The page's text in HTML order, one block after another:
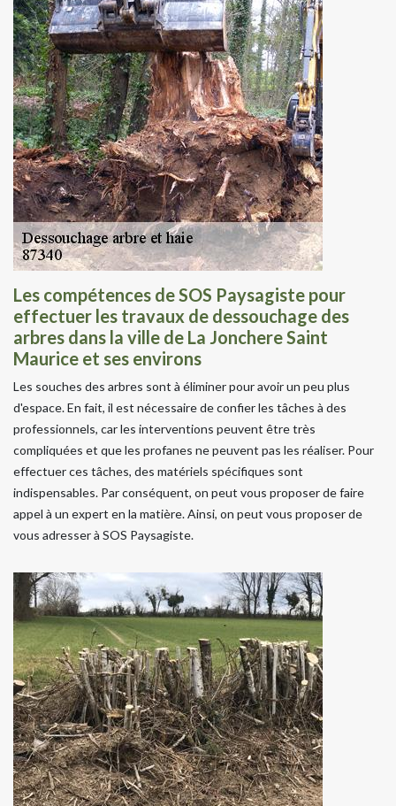
Les compétences de SOS Paysagiste pour
effectuer les travaux de dessouchage des
arbres dans la ville de La Jonchere Saint
Maurice et ses environs
Les souches des arbres sont à éliminer pour avoir un peu plus
d'espace. En fait, il est nécessaire de confier les tâches à des
professionnels, car les interventions peuvent être très
compliquées et que les profanes ne peuvent pas les réaliser. Pour
effectuer ces tâches, des matériels spécifiques sont
indispensables. Par conséquent, on peut vous proposer de faire
appel à un expert en la matière. Ainsi, on peut vous proposer de
vous adresser à SOS Paysagiste.